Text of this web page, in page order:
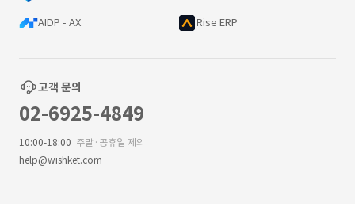
AIDP - AX Rise ERP
고객 문의
02-6925-4849
10:00-18:00 주말·공휴일 제외
help@wishket.com